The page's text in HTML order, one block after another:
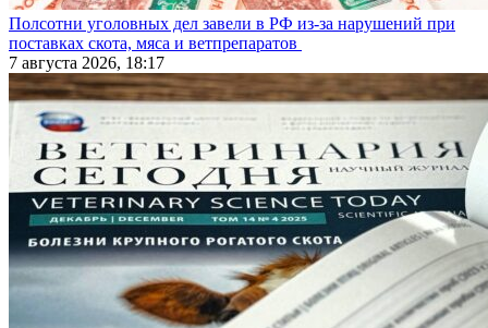
Полсотни уголовных дел завели в РФ из-за нарушений при
поставках скота, мяса и ветпрепаратов
7 августа 2026, 18:17